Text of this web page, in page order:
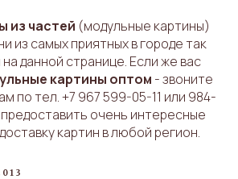
из частей (модульные картины)
из самых приятных в городе так
данной странице. Если же вас
картины оптом - звоните
по тел. +7 967 599-05-11 или 984-
очень интересные
картин в любой регион.